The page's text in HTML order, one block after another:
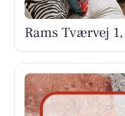
Rams Tværvej